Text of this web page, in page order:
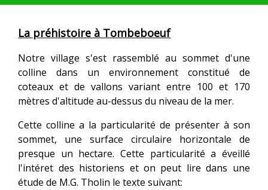
La préhistoire à Tombeboeuf
Notre village s'est rassemblé au sommet d'une
colline dans un environnement constitué de
coteaux et de vallons variant entre 100 et 170
mètres d'altitude au-dessus du niveau de la mer.
Cette colline a la particularité de présenter à son
sommet, une surface circulaire horizontale de
presque un hectare. Cette particularité a éveillé
l'intéret des historiens et on peut lire dans une
étude de M.G. Tholin le texte suivant: